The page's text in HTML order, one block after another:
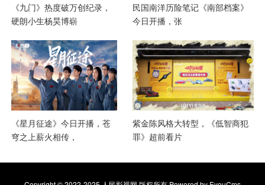
《九门》热度破万创纪录，
硬朗小生杨昊博崭
民国南洋历险笔记《南部档案》
今日开播，张
《星月征途》今日开播，苍
穹之上薪火相传，
紫金陈风格大转型，《低智商犯
罪》超前看片